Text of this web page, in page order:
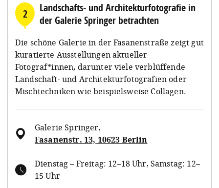
2
Landschafts- und Architekturfotografie in
der Galerie Springer betrachten
Die schöne Galerie in der Fasanenstraße zeigt gut
kuratierte Ausstellungen aktueller
Fotograf*innen, darunter viele verblüffende
Landschaft- und Architekturfotografien oder
Mischtechniken wie beispielsweise Collagen.
Galerie Springer,
Fasanenstr. 13, 10623 Berlin
Dienstag – Freitag: 12–18 Uhr, Samstag: 12–
15 Uhr